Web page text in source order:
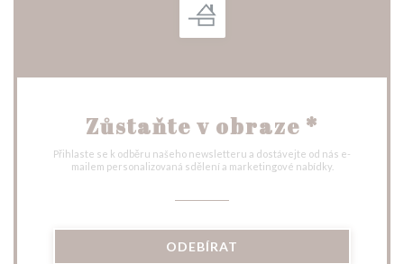
Zůstaňte v obraze *
Přihlaste se k odběru našeho newsletteru a dostávejte od nás e-
mailem personalizovaná sdělení a marketingové nabídky.
ODEBÍRAT